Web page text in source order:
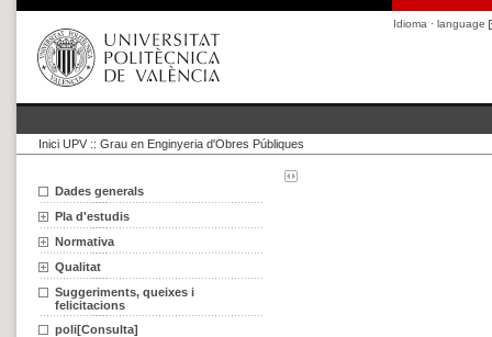
Idioma · language
Inici UPV :: Grau en Enginyeria d'Obres Públiques
Dades generals
Pla d'estudis
Normativa
Qualitat
Suggeriments, queixes i
felicitacions
poli[Consulta]